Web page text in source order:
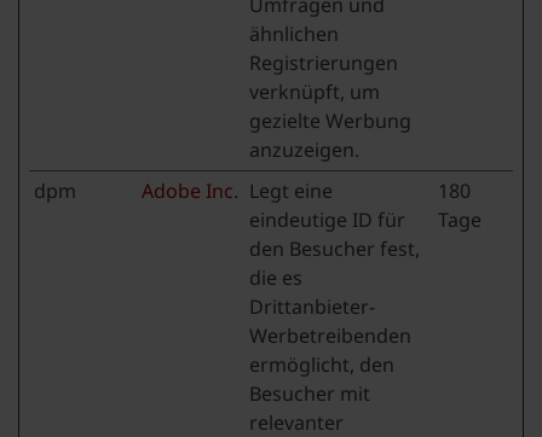
ähnlichen
Registrierungen
verknüpft, um
gezielte Werbung
anzuzeigen.
dpm
Adobe Inc. Legt eine
eindeutige ID für
den Besucher fest,
die es
Drittanbieter-
Werbetreibenden
ermöglicht, den
Besucher mit
relevanter
180
Tage